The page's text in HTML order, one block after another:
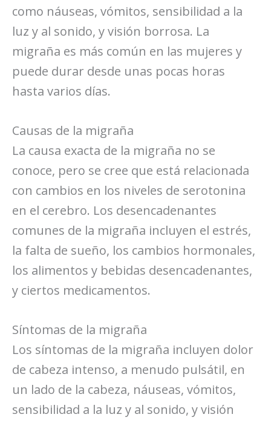
como náuseas, vómitos, sensibilidad a la
luz y al sonido, y visión borrosa. La
migraña es más común en las mujeres y
puede durar desde unas pocas horas
hasta varios días.
Causas de la migraña
La causa exacta de la migraña no se
conoce, pero se cree que está relacionada
con cambios en los niveles de serotonina
en el cerebro. Los desencadenantes
comunes de la migraña incluyen el estrés,
la falta de sueño, los cambios hormonales,
los alimentos y bebidas desencadenantes,
y ciertos medicamentos.
Síntomas de la migraña
Los síntomas de la migraña incluyen dolor
de cabeza intenso, a menudo pulsátil, en
un lado de la cabeza, náuseas, vómitos,
sensibilidad a la luz y al sonido, y visión